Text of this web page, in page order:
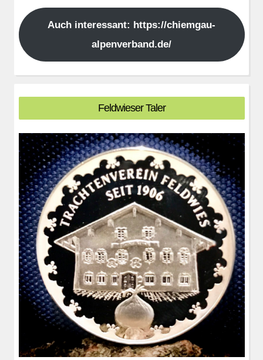
Auch interessant: https://chiemgau-
alpenverband.de/
Feldwieser Taler